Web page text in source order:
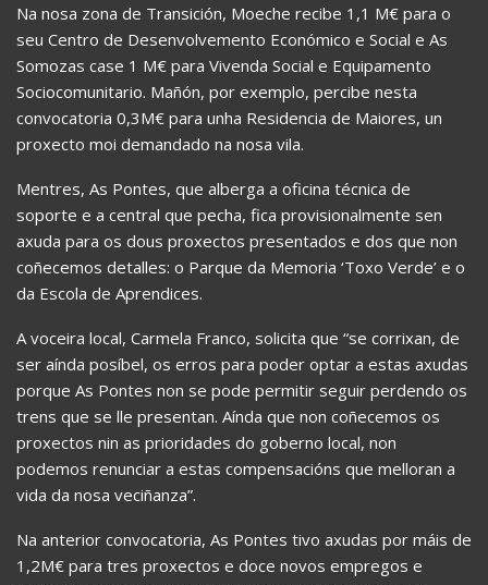
Na nosa zona de Transición, Moeche recibe 1,1 M€ para o
seu Centro de Desenvolvemento Económico e Social e As
Somozas case 1 M€ para Vivenda Social e Equipamento
Sociocomunitario. Mañón, por exemplo, percibe nesta
convocatoria 0,3M€ para unha Residencia de Maiores, un
proxecto moi demandado na nosa vila.
Mentres, As Pontes, que alberga a oficina técnica de
soporte e a central que pecha, fica provisionalmente sen
axuda para os dous proxectos presentados e dos que non
coñecemos detalles: o Parque da Memoria ‘Toxo Verde’ e o
da Escola de Aprendices.
A voceira local, Carmela Franco, solicita que “se corrixan, de
ser aínda posíbel, os erros para poder optar a estas axudas
porque As Pontes non se pode permitir seguir perdendo os
trens que se lle presentan. Aínda que non coñecemos os
proxectos nin as prioridades do goberno local, non
podemos renunciar a estas compensacións que melloran a
vida da nosa veciñanza”.
Na anterior convocatoria, As Pontes tivo axudas por máis de
1,2M€ para tres proxectos e doce novos empregos e